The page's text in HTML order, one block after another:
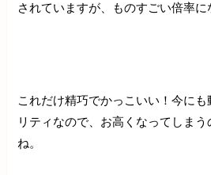
されていますが、ものすごい倍率に
これだけ精巧でかっこいい！今に
リティなので、お高くなってしま
ね。